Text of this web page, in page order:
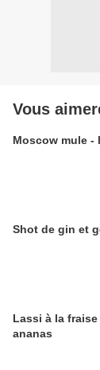
Vous
Moscow mule -
Shot de gin et
Lassi à la
ananas